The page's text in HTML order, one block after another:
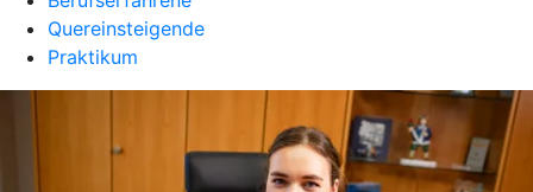
Quereinsteigende
Praktikum